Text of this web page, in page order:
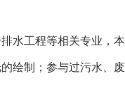
水工程等相关专业，
绘制；参与过污水、